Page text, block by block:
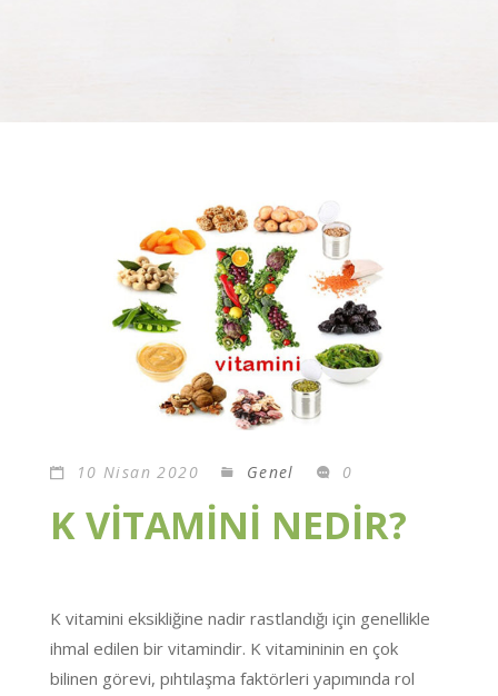
10 Nisan 2020 Genel 0
K VİTAMİNİ NEDİR?
K vitamini eksikliğine nadir rastlandığı için genellikle
ihmal edilen bir vitamindir. K vitamininin en çok
bilinen görevi, pıhtılaşma faktörleri yapımında rol